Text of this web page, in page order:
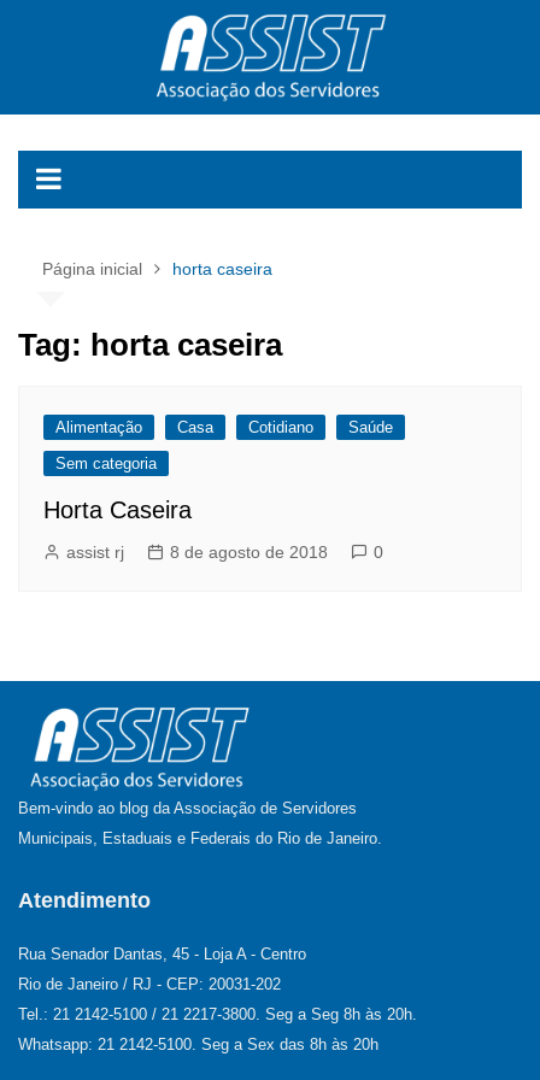
Página inicial horta caseira
Tag: horta caseira
Alimentação Casa Cotidiano
Saúde
Sem categoria
Horta Caseira
assist rj 8 de agosto de 2018 0
Bem-vindo ao blog da Associação de Servidores
Municipais, Estaduais e Federais do Rio de Janeiro.
Atendimento
Rua Senador Dantas, 45 - Loja A - Centro
Rio de Janeiro / RJ - CEP: 20031-202
Tel.: 21 2142-5100 / 21 2217-3800. Seg a Seg 8h às 20h.
Whatsapp: 21 2142-5100. Seg a Sex das 8h às 20h